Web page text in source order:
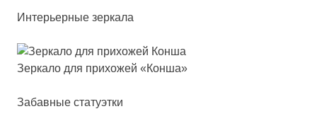
Интерьерные зеркала
Зер­ка­ло для при­хо­жей «Кон­ша»
Забавные статуэтки